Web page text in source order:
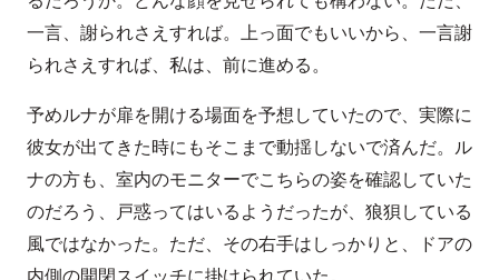
一言、謝られさえすれば。上っ面でもいいから、一言謝
られさえすれば、私は、前に進める。
予めルナが扉を開ける場面を予想していたので、実際に
彼女が出てきた時にもそこまで動揺しないで済んだ。ル
ナの方も、室内のモニターでこちらの姿を確認していた
のだろう、戸惑ってはいるようだったが、狼狽している
風ではなかった。ただ、その右手はしっかりと、ドアの
内側の開閉スイッチに掛けられていた。